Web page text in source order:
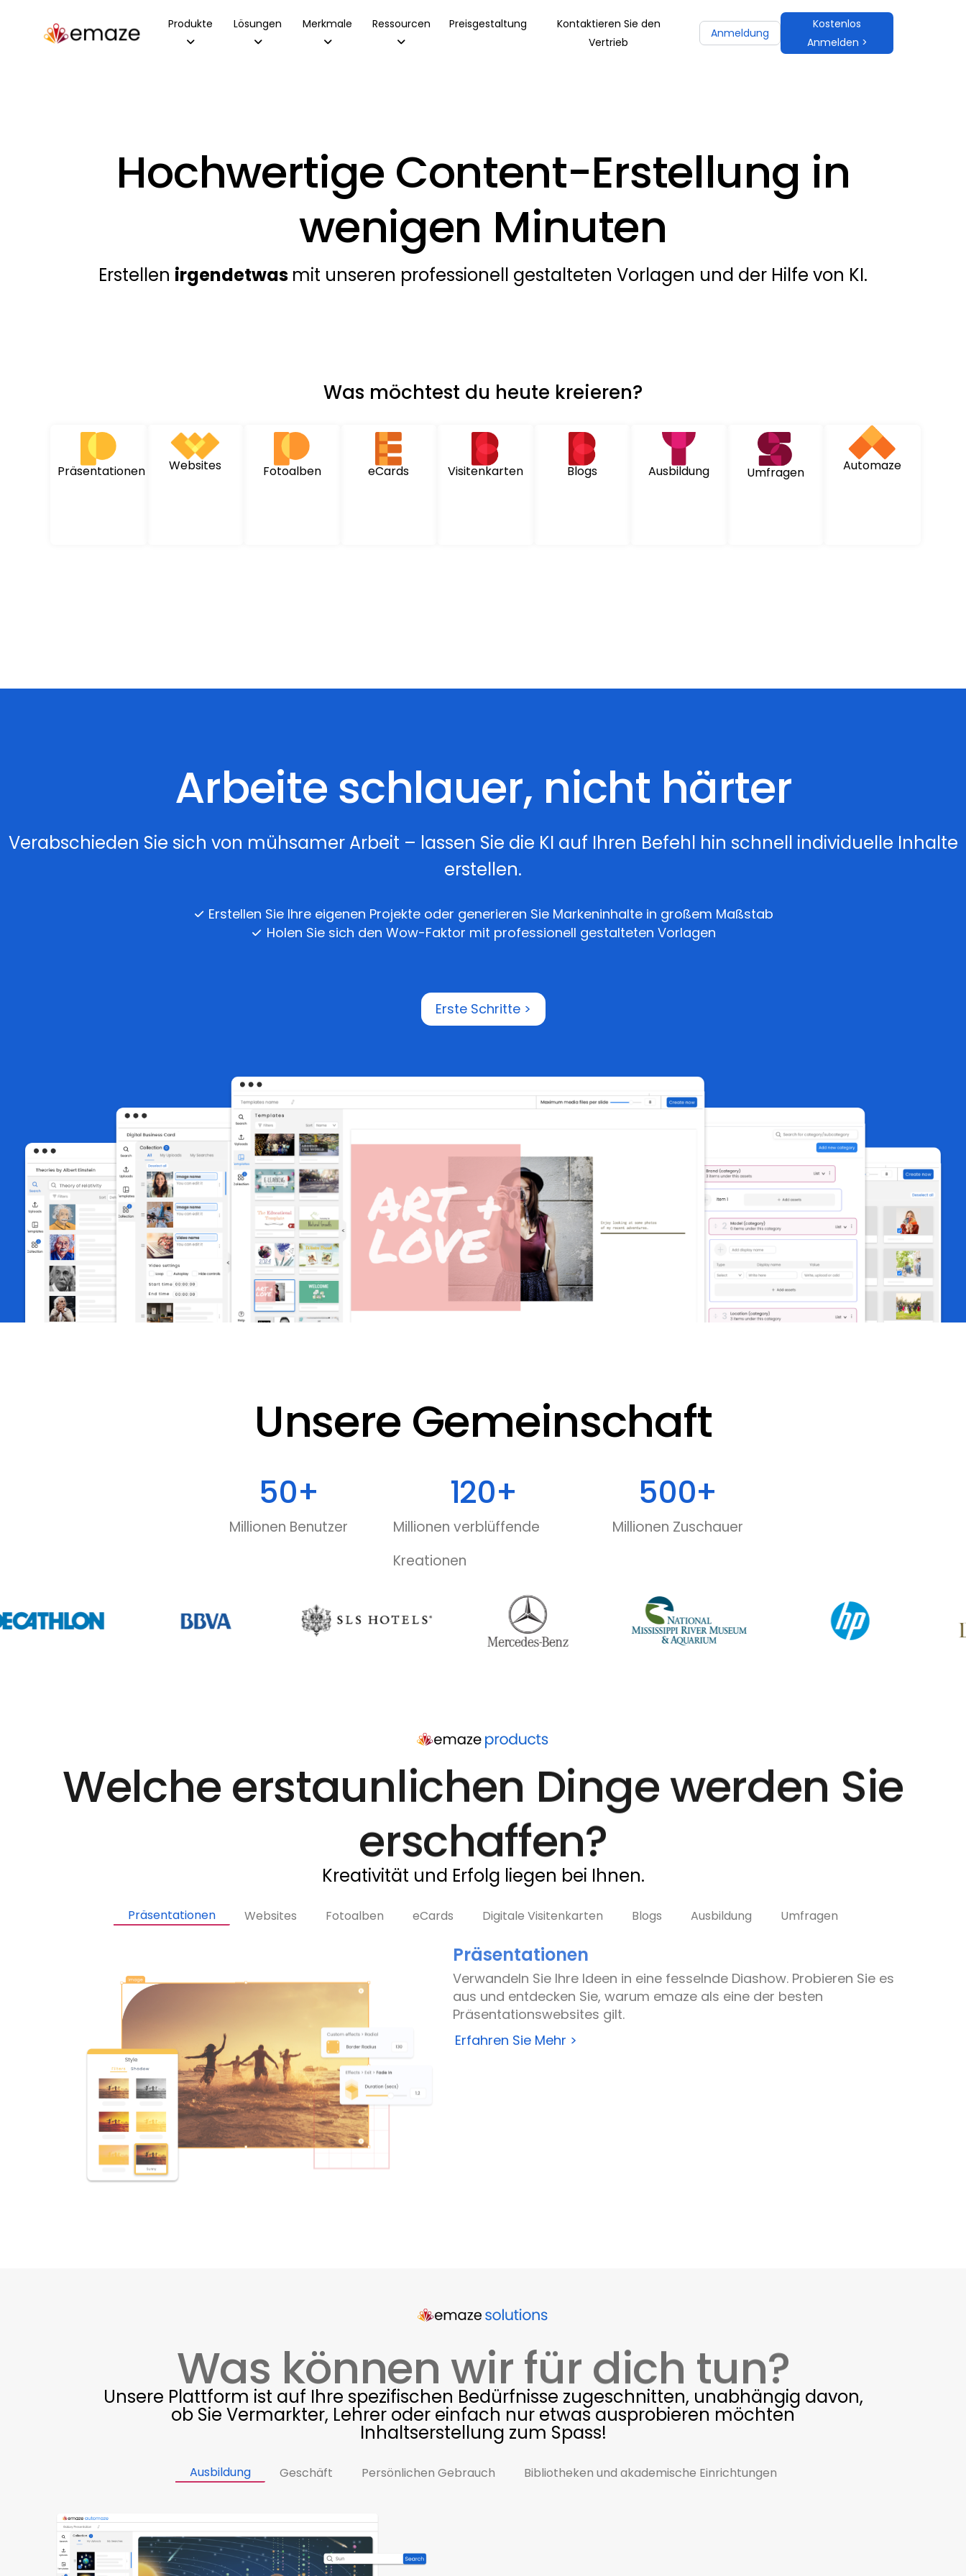
Produkte Lösungen Merkmale Ressourcen Preisgestaltung
Kontaktieren Sie den
Vertrieb
Anmeldung
Kostenlos
Anmelden >
Hochwertige Content-Erstellung in
wenigen Minuten
Erstellen irgendetwas mit unseren professionell gestalteten Vorlagen und der Hilfe von KI.
Was möchtest du heute kreieren?
Präsentationen Websites Fotoalben eCards Visitenkarten Blogs Ausbildung Umfragen Automaze
Arbeite schlauer, nicht härter
Verabschieden Sie sich von mühsamer Arbeit – lassen Sie die KI auf Ihren Befehl hin schnell individuelle Inhalte
erstellen.
Erstellen Sie Ihre eigenen Projekte oder generieren Sie Markeninhalte in großem Maßstab
Holen Sie sich den Wow-Faktor mit professionell gestalteten Vorlagen
Erste Schritte >
Unsere Gemeinschaft
Millionen Benutzer
50+
Millionen verblüffende
Kreationen
120+
Millionen Zuschauer
500+
Welche erstaunlichen Dinge werden Sie
erschaffen?
Kreativität und Erfolg liegen bei Ihnen.
Präsentationen Websites Fotoalben eCards Digitale Visitenkarten Blogs Ausbildung Umfragen
Präsentationen
Verwandeln Sie Ihre Ideen in eine fesselnde Diashow. Probieren Sie es
aus und entdecken Sie, warum emaze als eine der besten
Präsentationswebsites gilt.
Erfahren Sie Mehr >
Was können wir für dich tun?
Unsere Plattform ist auf Ihre spezifischen Bedürfnisse zugeschnitten, unabhängig davon,
ob Sie Vermarkter, Lehrer oder einfach nur etwas ausprobieren möchten
Inhaltserstellung zum Spass!
Ausbildung Geschäft Persönlichen Gebrauch Bibliotheken und akademische Einrichtungen